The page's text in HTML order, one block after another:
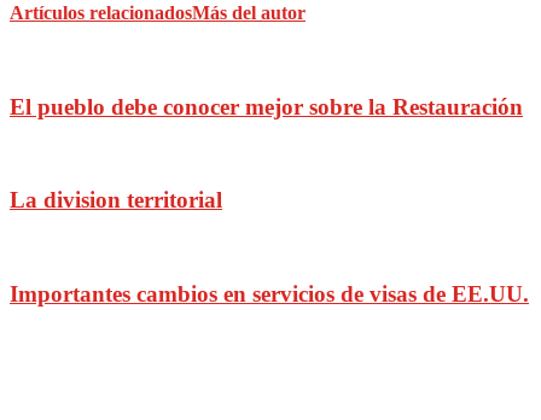
Artículos relacionadosMás del autor
El pueblo debe conocer mejor sobre la Restauración
La division territorial
Importantes cambios en servicios de visas de EE.UU.